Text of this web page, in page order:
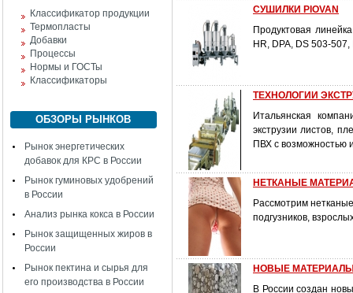
Классификатор продукции
Термопласты
Добавки
Процессы
Нормы и ГОСТы
Классификаторы
ОБЗОРЫ РЫНКОВ
Рынок энергетических
добавок для КРС в России
Рынок гуминовых удобрений
в России
Анализ рынка кокса в России
Рынок защищенных жиров в
России
Рынок пектина и сырья для
его производства в России
СУШИЛКИ PIOVAN
Продуктовая
HR, DPA, DS 503-
ТЕХНОЛОГИИ
Итальянская
экструзии листов,
ПВХ c возможностью
НЕТКАНЫЕ
Рассмотрим
подгузников,
НОВЫЕ
В России создан